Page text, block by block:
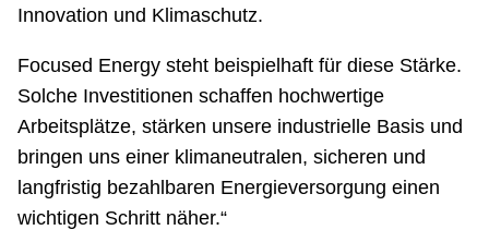
Innovation und Klimaschutz.
Focused Energy steht beispielhaft für diese Stärke.
Solche Investitionen schaffen hochwertige
Arbeitsplätze, stärken unsere industrielle Basis und
bringen uns einer klimaneutralen, sicheren und
langfristig bezahlbaren Energieversorgung einen
wichtigen Schritt näher.“